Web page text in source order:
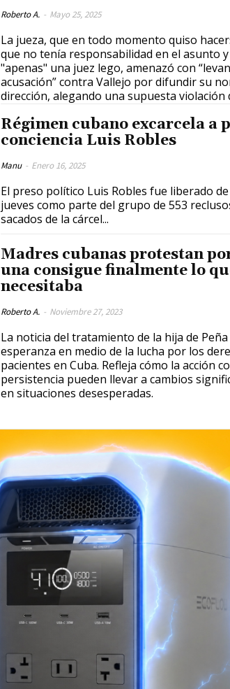
Roberto A. - Mayo 25, 2025
La jueza, que en todo momento quiso
que no tenía responsabilidad en el asunto
"apenas" una juez lego, amenazó con “levantar una
acusación” contra Vallejo por difundir su
dirección, alegando una supuesta violación
Régimen cubano excarcela a
conciencia Luis Robles
Manu - Enero 16, 2025
El preso político Luis Robles fue liberado
jueves como parte del grupo de 553
sacados de la cárcel...
Madres cubanas protestan
una consigue finalmente lo
necesitaba
Roberto A. - Noviembre 27, 2023
La noticia del tratamiento de la hija de
esperanza en medio de la lucha por los
pacientes en Cuba. Refleja cómo la acción
persistencia pueden llevar a cambios
en situaciones desesperadas.